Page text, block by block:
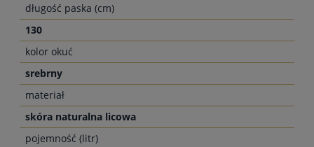
długość paska (cm)
130
kolor okuć
srebrny
materiał
skóra naturalna licowa
pojemność (litr)